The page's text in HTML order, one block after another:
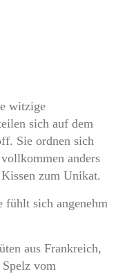
witzige
sich auf dem
Sie ordnen sich
anders
zum Unikat.
fühlt sich angenehm
aus Frankreich,
vom